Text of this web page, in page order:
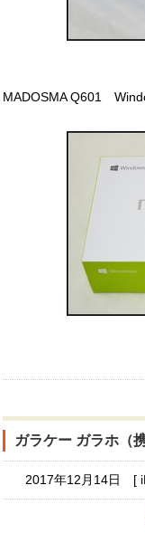
MADOSMA Q601
ガラケー ガラホ（
2017年12月14日 [